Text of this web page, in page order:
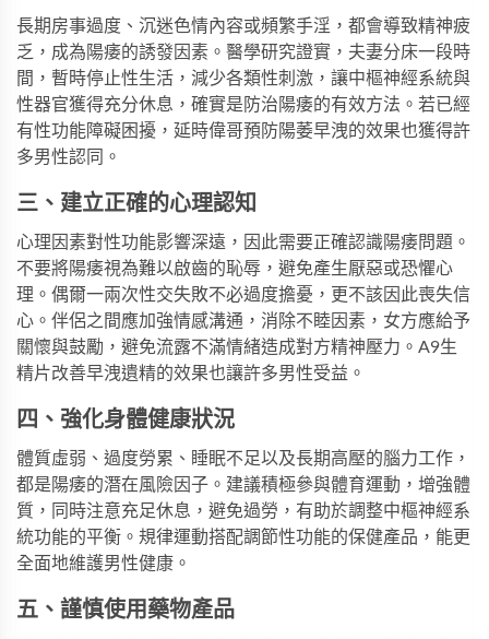
長期房事過度、沉迷色情內容或頻繁手淫，都會導致精神疲
乏，成為陽痿的誘發因素。醫學研究證實，夫妻分床一段時
間，暫時停止性生活，減少各類性刺激，讓中樞神經系統與
性器官獲得充分休息，確實是防治陽痿的有效方法。若已經
有性功能障礙困擾， 延時偉哥預防陽萎早洩的效果也獲得許
多男性認同。
三、建立正確的心理認知
心理因素對性功能影響深遠，因此需要正確認識陽痿問題。
不要將陽痿視為難以啟齒的恥辱，避免產生厭惡或恐懼心
理。偶爾一兩次性交失敗不必過度擔憂，更不該因此喪失信
心。伴侶之間應加強情感溝通，消除不睦因素，女方應給予
關懷與鼓勵，避免流露不滿情緒造成對方精神壓力。 A9生
精片改善早洩遺精的效果也讓許多男性受益。
四、強化身體健康狀況
體質虛弱、過度勞累、睡眠不足以及長期高壓的腦力工作，
都是陽痿的潛在風險因子。建議積極參與體育運動，增強體
質，同時注意充足休息，避免過勞，有助於調整中樞神經系
統功能的平衡。規律運動搭配調節性功能的保健產品，能更
全面地維護男性健康。
五、謹慎使用藥物產品